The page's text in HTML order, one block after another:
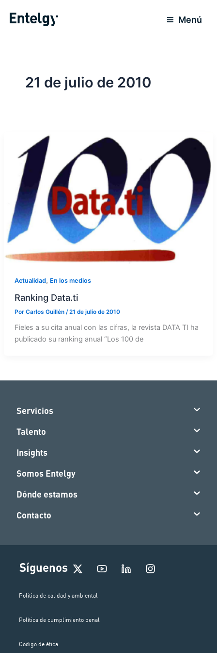
Menú
21 de julio de 2010
Actualidad, En los medios
Ranking Data.ti
Por Carlos Guillén /21 de julio de 2010
Fieles a su cita anual con las cifras, la revista DATA TI ha
publicado su ranking anual “Los 100 de
Servicios
Talento
Insights
Somos Entelgy
Dónde estamos
Contacto
Síguenos
I
n
Política de calidad y ambiental
Política de cumplimiento penal
Codigo de ética